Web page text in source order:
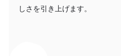
しさを引き上げます。 ​